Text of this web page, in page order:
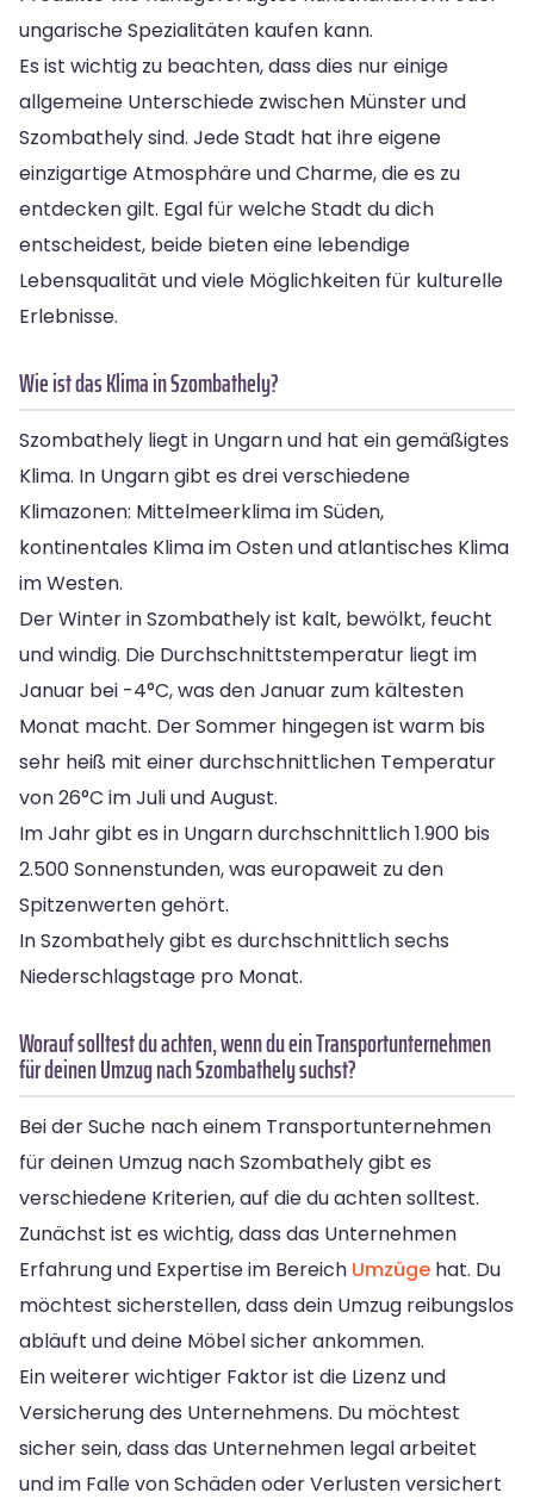
ungarische Spezialitäten kaufen kann.
Es ist wichtig zu beachten, dass dies nur einige
allgemeine Unterschiede zwischen Münster und
Szombathely sind. Jede Stadt hat ihre eigene
einzigartige Atmosphäre und Charme, die es zu
entdecken gilt. Egal für welche Stadt du dich
entscheidest, beide bieten eine lebendige
Lebensqualität und viele Möglichkeiten für kulturelle
Erlebnisse.
Wie ist das Klima in Szombathely?
Szombathely liegt in Ungarn und hat ein gemäßigtes
Klima. In Ungarn gibt es drei verschiedene
Klimazonen: Mittelmeerklima im Süden,
kontinentales Klima im Osten und atlantisches Klima
im Westen.
Der Winter in Szombathely ist kalt, bewölkt, feucht
und windig. Die Durchschnittstemperatur liegt im
Januar bei -4°C, was den Januar zum kältesten
Monat macht. Der Sommer hingegen ist warm bis
sehr heiß mit einer durchschnittlichen Temperatur
von 26°C im Juli und August.
Im Jahr gibt es in Ungarn durchschnittlich 1.900 bis
2.500 Sonnenstunden, was europaweit zu den
Spitzenwerten gehört.
In Szombathely gibt es durchschnittlich sechs
Niederschlagstage pro Monat.
Worauf solltest du achten, wenn du ein Transportunternehmen
für deinen Umzug nach Szombathely suchst?
Bei der Suche nach einem Transportunternehmen
für deinen Umzug nach Szombathely gibt es
verschiedene Kriterien, auf die du achten solltest.
Zunächst ist es wichtig, dass das Unternehmen
Erfahrung und Expertise im Bereich Umzüge hat. Du
möchtest sicherstellen, dass dein Umzug reibungslos
abläuft und deine Möbel sicher ankommen.
Ein weiterer wichtiger Faktor ist die Lizenz und
Versicherung des Unternehmens. Du möchtest
sicher sein, dass das Unternehmen legal arbeitet
und im Falle von Schäden oder Verlusten versichert